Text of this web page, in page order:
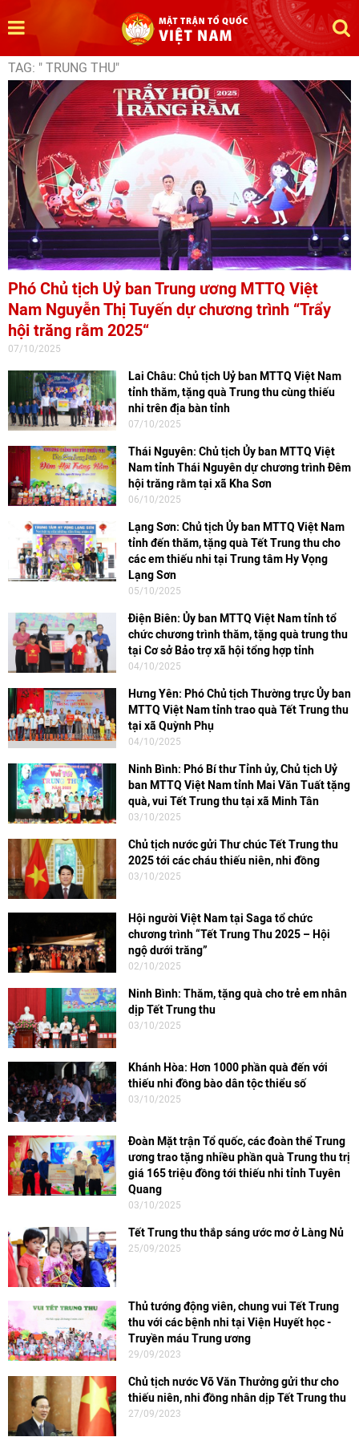
TAG: " TRUNG THU"
Phó Chủ tịch Uỷ ban Trung ương MTTQ Việt
Nam Nguyễn Thị Tuyến dự chương trình “Trẩy
hội trăng rằm 2025“
07/10/2025
Lai Châu: Chủ tịch Uỷ ban MTTQ Việt Nam
tỉnh thăm, tặng quà Trung thu cùng thiếu
nhi trên địa bàn tỉnh
07/10/2025
Thái Nguyên: Chủ tịch Ủy ban MTTQ Việt
Nam tỉnh Thái Nguyên dự chương trình Đêm
hội trăng rằm tại xã Kha Sơn
06/10/2025
Lạng Sơn: Chủ tịch Ủy ban MTTQ Việt Nam
tỉnh đến thăm, tặng quà Tết Trung thu cho
các em thiếu nhi tại Trung tâm Hy Vọng
Lạng Sơn
05/10/2025
Điện Biên: Ủy ban MTTQ Việt Nam tỉnh tổ
chức chương trình thăm, tặng quà trung thu
tại Cơ sở Bảo trợ xã hội tổng hợp tỉnh
04/10/2025
Hưng Yên: Phó Chủ tịch Thường trực Ủy ban
MTTQ Việt Nam tỉnh trao quà Tết Trung thu
tại xã Quỳnh Phụ
04/10/2025
Ninh Bình: Phó Bí thư Tỉnh ủy, Chủ tịch Uỷ
ban MTTQ Việt Nam tỉnh Mai Văn Tuất tặng
quà, vui Tết Trung thu tại xã Minh Tân
03/10/2025
Chủ tịch nước gửi Thư chúc Tết Trung thu
2025 tới các cháu thiếu niên, nhi đồng
03/10/2025
Hội người Việt Nam tại Saga tổ chức
chương trình “Tết Trung Thu 2025 – Hội
ngộ dưới trăng”
02/10/2025
Ninh Bình: Thăm, tặng quà cho trẻ em nhân
dịp Tết Trung thu
03/10/2025
Khánh Hòa: Hơn 1000 phần quà đến với
thiếu nhi đồng bào dân tộc thiểu số
03/10/2025
Đoàn Mặt trận Tổ quốc, các đoàn thể Trung
ương trao tặng nhiều phần quà Trung thu trị
giá 165 triệu đồng tới thiếu nhi tỉnh Tuyên
Quang
03/10/2025
Tết Trung thu thắp sáng ước mơ ở Làng Nủ
25/09/2025
Thủ tướng động viên, chung vui Tết Trung
thu với các bệnh nhi tại Viện Huyết học -
Truyền máu Trung ương
29/09/2023
Chủ tịch nước Võ Văn Thưởng gửi thư cho
thiếu niên, nhi đồng nhân dịp Tết Trung thu
27/09/2023